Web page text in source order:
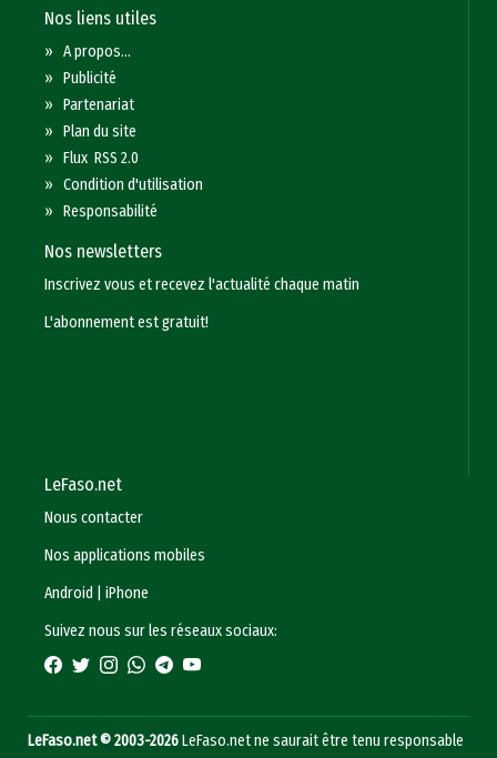
Nos liens utiles
»A propos...
»Publicité
»Partenariat
»Plan du site
»Flux RSS 2.0
»Condition d'utilisation
»Responsabilité
Nos newsletters
Inscrivez vous et recevez l'actualité chaque matin
L'abonnement est gratuit!
LeFaso.net
Nous contacter
Nos applications mobiles
Android |iPhone
Suivez nous sur les réseaux sociaux:
LeFaso.net © 2003-2026LeFaso.net ne saurait être tenu responsable